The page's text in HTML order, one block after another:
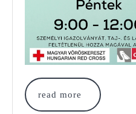
read more
read
more